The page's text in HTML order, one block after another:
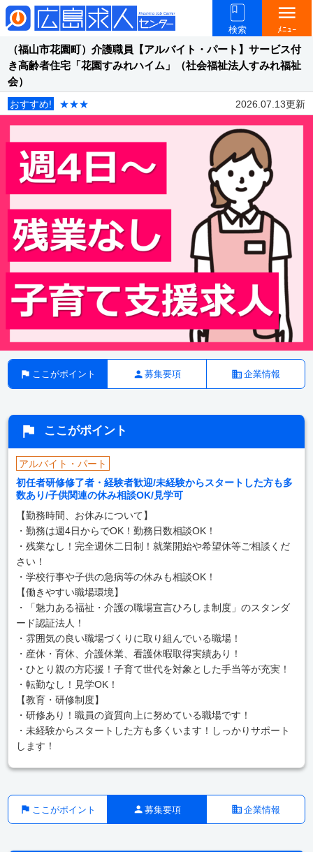
検索
menu
ﾒﾆｭｰ
（福山市花園町）介護職員【アルバイト・パート】サービス付
き高齢者住宅「花園すみれハイム」（社会福祉法人すみれ福祉
会）
おすすめ! ★★★ 2026.07.13更新
ここがポイント 募集要項 企業情報
ここがポイント
アルバイト・パート
初任者研修修了者・経験者歓迎/未経験からスタートした方も多
数あり/子供関連の休み相談OK/見学可
【勤務時間、お休みについて】
・勤務は週4日からでOK！勤務日数相談OK！
・残業なし！完全週休二日制！就業開始や希望休等ご相談くだ
さい！
・学校行事や子供の急病等の休みも相談OK！
【働きやすい職場環境】
・「魅力ある福祉・介護の職場宣言ひろしま制度」のスタンダ
ード認証法人！
・雰囲気の良い職場づくりに取り組んでいる職場！
・産休・育休、介護休業、看護休暇取得実績あり！
・ひとり親の方応援！子育て世代を対象とした手当等が充実！
・転勤なし！見学OK！
【教育・研修制度】
・研修あり！職員の資質向上に努めている職場です！
・未経験からスタートした方も多くいます！しっかりサポート
します！
ここがポイント 募集要項 企業情報